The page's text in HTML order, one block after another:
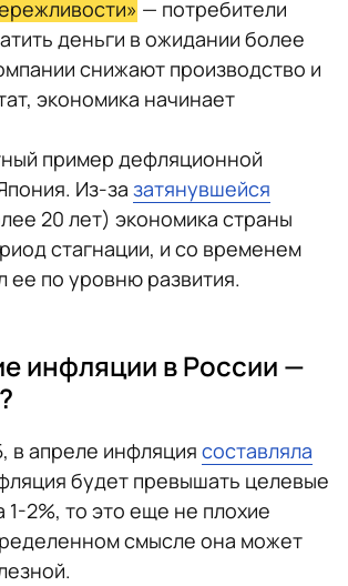
— потребители
деньги в ожидании более
снижают производство и
экономика начинает
пример дефляционной
Из-за затянувшейся
20 лет) экономика страны
стагнации, и со временем
ее по уровню развития.
инфляции в России —
в апреле инфляция составляла
будет превышать целевые
1-2%, то это еще не плохие
смысле она может